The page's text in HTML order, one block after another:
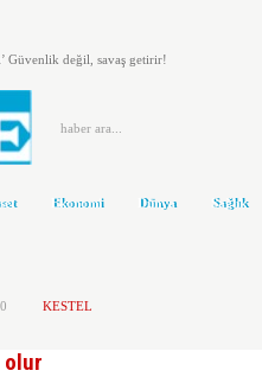
Güvenlik değil, savaş getirir!
KAYMAKAM ZEYREK’E ZİYARET
DA MEHMET ÇALIK BAŞKAN
Ekonomi Dünya Sağlık
KESTEL
olur